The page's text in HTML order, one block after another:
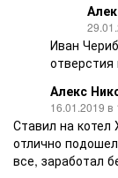
Иван
отверстия
Алекс
16.01.2019 в
Ставил на
отлично
все, заработал